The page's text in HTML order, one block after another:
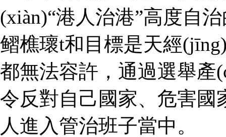
(xiàn)“港人治港”高度自治
鳛樵瓌t和目標是天經
都無法容許，通過選
令反對自己國家、危害國家
人進入管治班子當中。